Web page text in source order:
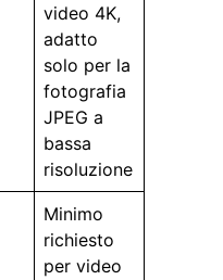
video 4K,
adatto
solo per la
fotografia
JPEG a
bassa
risoluzione
Minimo
richiesto
per video